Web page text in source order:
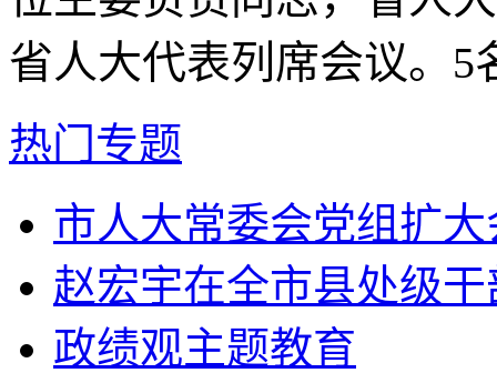
省人大代表列席会议。5
热门专题
市人大常委会党组扩
赵宏宇在全市县处级
政绩观主题教育